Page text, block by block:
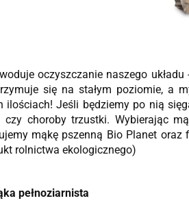
oczyszczanie naszego
się na stałym poziomie, a
ilościach! Jeśli będziemy po nią
czy choroby trzustki. Wybierając
mąkę pszenną Bio Planet
rolnictwa ekologicznego)
pełnoziarnista